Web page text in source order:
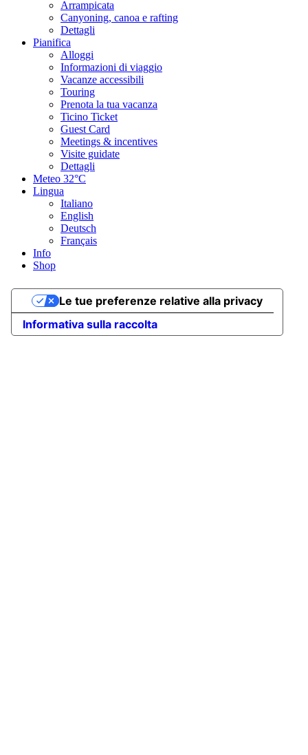
Arrampicata
Canyoning, canoa e rafting
Dettagli
Pianifica
Alloggi
Informazioni di viaggio
Vacanze accessibili
Touring
Prenota la tua vacanza
Ticino Ticket
Guest Card
Meetings & incentives
Visite guidate
Dettagli
Meteo 32°C
Lingua
Italiano
English
Deutsch
Français
Info
Shop
Informativa sulla raccolta
Le tue preferenze relative alla privacy